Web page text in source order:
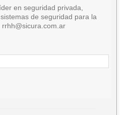
en seguridad privada,
de seguridad para la
rrhh@sicura.com.ar